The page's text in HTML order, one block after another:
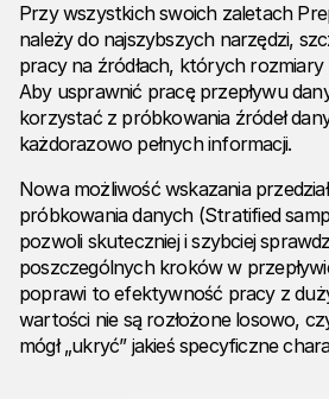
Przy wszystkich swoich zaletach
należy do najszybszych narzędzi,
pracy na źródłach, których rozmiary
Aby usprawnić pracę przepływu
korzystać z próbkowania źródeł
każdorazowo pełnych informacji.
Nowa możliwość wskazania
próbkowania danych (Stratified
pozwoli skuteczniej i szybciej
poszczególnych kroków w
poprawi to efektywność pracy z
wartości nie są rozłożone losowo,
mógł „ukryć” jakieś specyficzne